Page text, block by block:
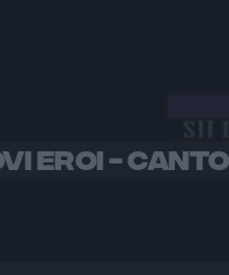
EROI -